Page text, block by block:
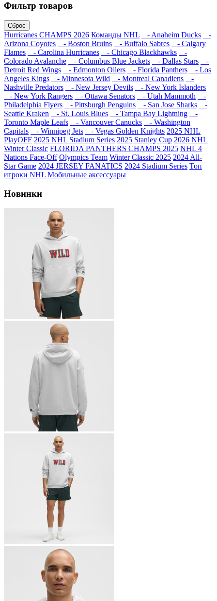
Фильтр товаров
Сброс
Hurricanes CHAMPS 2026 Команды NHL - Anaheim Ducks
-
Arizona Coyotes
- Boston Bruins - Buffalo Sabres
- Calgary
Flames
- Carolina Hurricanes - Chicago Blackhawks
-
Colorado Avalanche
- Columbus Blue Jackets - Dallas Stars
-
Detroit Red Wings
- Edmonton Oilers - Florida Panthers
- Los
Angeles Kings
- Minnesota Wild - Montreal Canadiens
-
Nashville Predators
- New Jersey Devils
- New York Islanders
- New York Rangers
- Ottawa Senators - Utah Mammoth
-
Philadelphia Flyers
- Pittsburgh Penguins - San Jose Sharks
-
Seattle Kraken
- St. Louis Blues - Tampa Bay Lightning
-
Toronto Maple Leafs
- Vancouver Canucks
- Washington
Capitals
- Winnipeg Jets - Vegas Golden Knights 2025 NHL
PlayOFF 2025 NHL Stadium Series 2025 Stanley Cup 2026 NHL
Winter Classic FLORIDA PANTHERS CHAMPS 2025 NHL 4
Nations Face-Off Olympics Team Winter Classic 2025 2024 All-
Star Game 2024 JERSEY FANATICS 2024 Stadium Series Топ
игроки NHL Мобильные аксессуары
Новинки